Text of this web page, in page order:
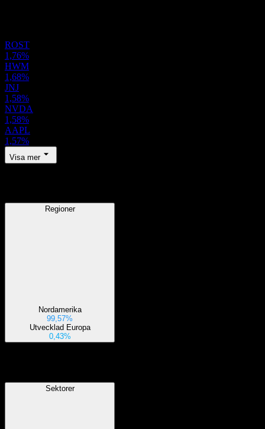
ROST
1,76%
HWM
1,68%
JNJ
1,58%
NVDA
1,58%
AAPL
1,57%
Visa mer
Regioner
Nordamerika
99,57%
Utvecklad Europa
0,43%
Sektorer